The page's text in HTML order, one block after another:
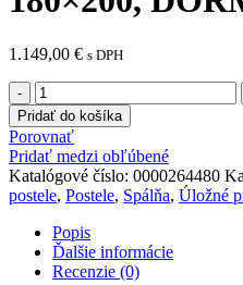
1.149,00 € s DPH
množstvo
Posteľ
boxspring,
krémová,
180x200,
DORMAN
Pridať do košíka
Porovnať
Pridať medzi obľúbené
Katalógové číslo: 0000264480
postele, Postele, Spálňa, Úložné
Popis
Ďalšie informácie
Recenzie (0)